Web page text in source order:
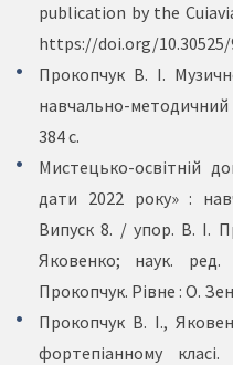
publication by the
https://doi.org/10.30525/
Прокопчук В. І.
навчально-методичний
384 с.
Мистецько-освітній
дати 2022 року» :
Випуск 8. / упор. В. І.
Яковенко; наук.
Прокопчук. Рівне : О.
Прокопчук В. І.,
фортепіанному